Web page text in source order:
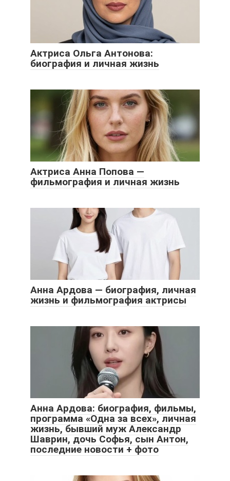
Актриса Ольга Антонова:
биография и личная жизнь
Актриса Анна Попова —
фильмография и личная жизнь
Анна Ардова — биография, личная
жизнь и фильмография актрисы
Анна Ардова: биография, фильмы,
программа «Одна за всех», личная
жизнь, бывший муж Александр
Шаврин, дочь Софья, сын Антон,
последние новости + фото